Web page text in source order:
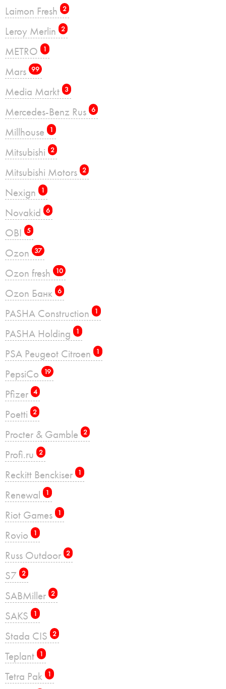
Laimon Fresh 2
Leroy Merlin 2
METRO 1
Mars 99
Media Markt 3
Mercedes-Benz Rus 6
Millhouse 1
Mitsubishi 2
Mitsubishi Motors 2
Nexign 1
Novakid 6
OBI 5
Ozon 37
Ozon fresh 10
Ozon Банк 6
PASHA Construction 1
PASHA Holding 1
PSA Peugeot Citroen 1
PepsiCo 19
Pfizer 4
Poetti 2
Procter & Gamble 2
Profi.ru 2
Reckitt Benckiser 1
Renewal 1
Riot Games 1
Rovio 1
Russ Outdoor 2
S7 2
SABMiller 2
SAKS 1
Stada CIS 2
Teplant 1
Tetra Pak 1